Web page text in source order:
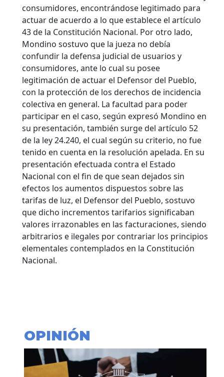
consumidores, encontrándose legitimado para
actuar de acuerdo a lo que establece el artículo
43 de la Constitución Nacional. Por otro lado,
Mondino sostuvo que la jueza no debía
confundir la defensa judicial de usuarios y
consumidores, ante lo cual su posee
legitimación de actuar el Defensor del Pueblo,
con la protección de los derechos de incidencia
colectiva en general. La facultad para poder
participar en el caso, según expresó Mondino en
su presentación, también surge del artículo 52
de la ley 24.240, el cual según su criterio, no fue
tenido en cuenta en la resolución apelada. En su
presentación efectuada contra el Estado
Nacional con el fin de que sean dejados sin
efectos los aumentos dispuestos sobre las
tarifas de luz, el Defensor del Pueblo, sostuvo
que dicho incrementos tarifarios significaban
valores irrazonables en las facturaciones, siendo
arbitrarios e ilegales por contrariar los principios
elementales contemplados en la Constitución
Nacional.
OPINIÓN